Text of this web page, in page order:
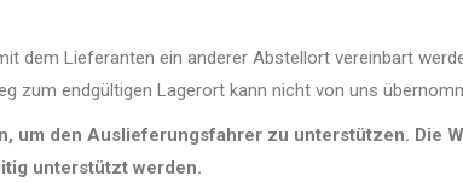
dem Lieferanten ein anderer Abstellort vereinbart
zum endgültigen Lagerort kann nicht von uns
um den Auslieferungsfahrer zu unterstützen. Die
unterstützt werden.